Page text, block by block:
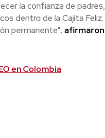
la confianza de padres,
dentro de la Cajita Feliz.
permanente", afirmaron
en Colombia